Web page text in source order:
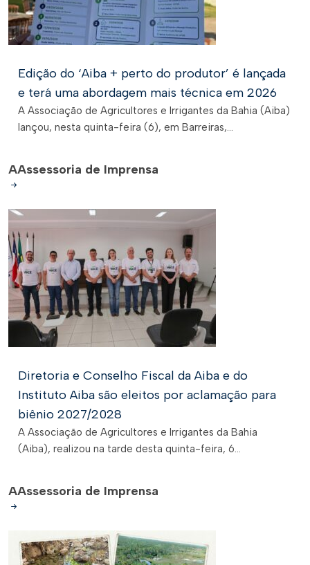
Edição do ‘Aiba + perto do produtor’ é lançada
e terá uma abordagem mais técnica em 2026
A Associação de Agricultores e Irrigantes da Bahia (Aiba)
lançou, nesta quinta-feira (6), em Barreiras,...
AAssessoria de Imprensa
Diretoria e Conselho Fiscal da Aiba e do
Instituto Aiba são eleitos por aclamação para
biênio 2027/2028
A Associação de Agricultores e Irrigantes da Bahia
(Aiba), realizou na tarde desta quinta-feira, 6...
AAssessoria de Imprensa